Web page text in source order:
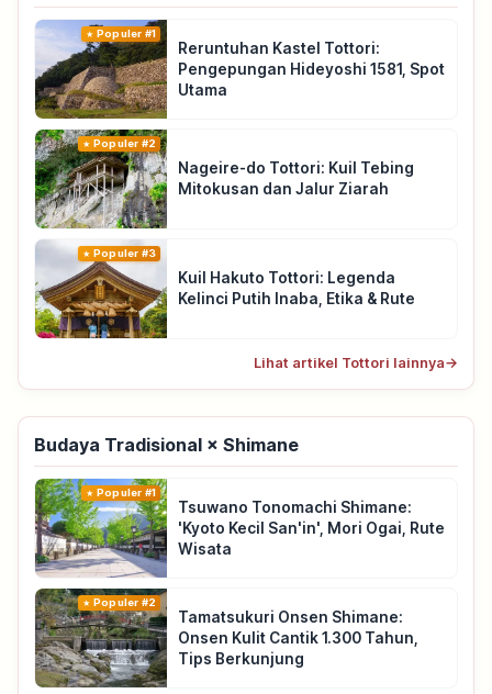
Populer #1
Reruntuhan Kastel Tottori:
Pengepungan Hideyoshi 1581, Spot
Utama
Populer #2
Nageire-do Tottori: Kuil Tebing
Mitokusan dan Jalur Ziarah
Populer #3
Kuil Hakuto Tottori: Legenda
Kelinci Putih Inaba, Etika & Rute
Lihat artikel Tottori lainnya→
Budaya Tradisional × Shimane
Populer #1
Tsuwano Tonomachi Shimane:
'Kyoto Kecil San'in', Mori Ogai, Rute
Wisata
Populer #2
Tamatsukuri Onsen Shimane:
Onsen Kulit Cantik 1.300 Tahun,
Tips Berkunjung